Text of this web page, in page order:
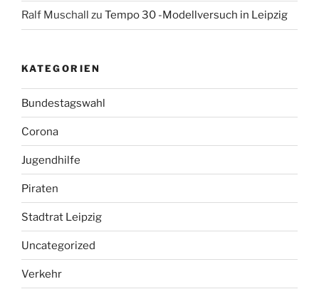
Ralf Muschall zu Tempo 30 -Modellversuch in Leipzig
KATEGORIEN
Bundestagswahl
Corona
Jugendhilfe
Piraten
Stadtrat Leipzig
Uncategorized
Verkehr